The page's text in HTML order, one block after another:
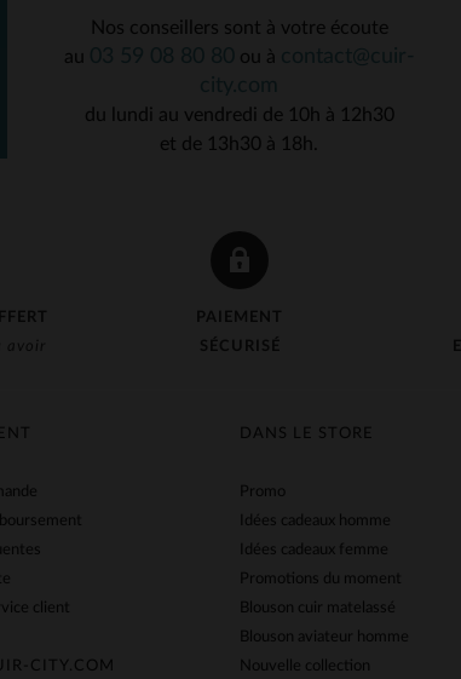
avoir
PAIEMENT
SÉCURISÉ
Nos conseillers sont à votre écoute
au
ou à
du lundi au vendredi de 10h à 12h30
et de 13h30 à 18h.
client
CITY.COM
DANS LE STORE
Promo
Idées cadeaux homme
Idées cadeaux femme
Promotions du moment
Blouson cuir matelassé
Blouson aviateur homme
Nouvelle collection